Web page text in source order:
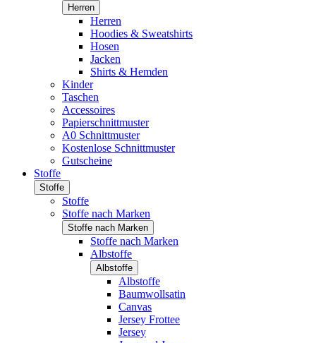
Herren
Herren
Hoodies & Sweatshirts
Hosen
Jacken
Shirts & Hemden
Kinder
Taschen
Accessoires
Papierschnittmuster
A0 Schnittmuster
Kostenlose Schnittmuster
Gutscheine
Stoffe
Stoffe
Stoffe
Stoffe nach Marken
Stoffe nach Marken
Stoffe nach Marken
Albstoffe
Albstoffe
Albstoffe
Baumwollsatin
Canvas
Jersey Frottee
Jersey